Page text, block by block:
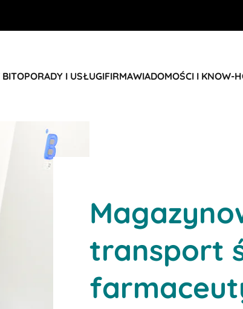
BITOPORADY I USŁUGIFIRMAWIADOMOŚCI I KNOW-
transport